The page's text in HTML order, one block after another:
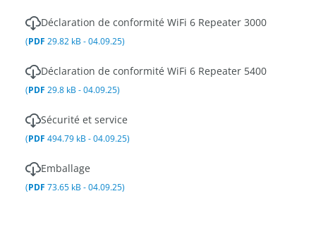
Déclaration de conformité WiFi 6 Repeater 3000
(PDF 29.82 kB - 04.09.25)
Déclaration de conformité WiFi 6 Repeater 5400
(PDF 29.8 kB - 04.09.25)
Sécurité et service
(PDF 494.79 kB - 04.09.25)
Emballage
(PDF 73.65 kB - 04.09.25)